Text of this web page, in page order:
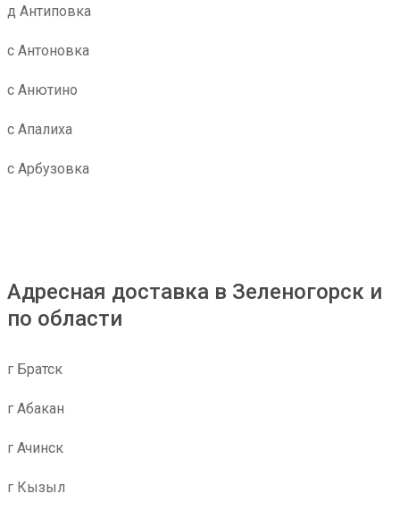
д Антиповка
с Антоновка
с Анютино
с Апалиха
с Арбузовка
Адресная доставка в Зеленогорск и
по области
г Братск
г Абакан
г Ачинск
г Кызыл